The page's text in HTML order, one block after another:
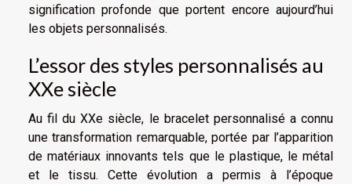
signification profonde que portent encore aujourd’hui
les objets personnalisés.
L’essor des styles personnalisés au
XXe siècle
Au fil du XXe siècle, le bracelet personnalisé a connu
une transformation remarquable, portée par l’apparition
de matériaux innovants tels que le plastique, le métal
et le tissu. Cette évolution a permis à l’époque